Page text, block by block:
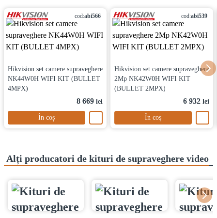
cod:abi566
Hikvision set camere supraveghere
NK44W0H WIFI KIT (BULLET
4MPX)
8 669 lei
În coș
cod:abi539
Hikvision set camere supraveghere
2Mp NK42W0H WIFI KIT
(BULLET 2MPX)
6 932 lei
În coș
Alți producatori de kituri de supraveghere video